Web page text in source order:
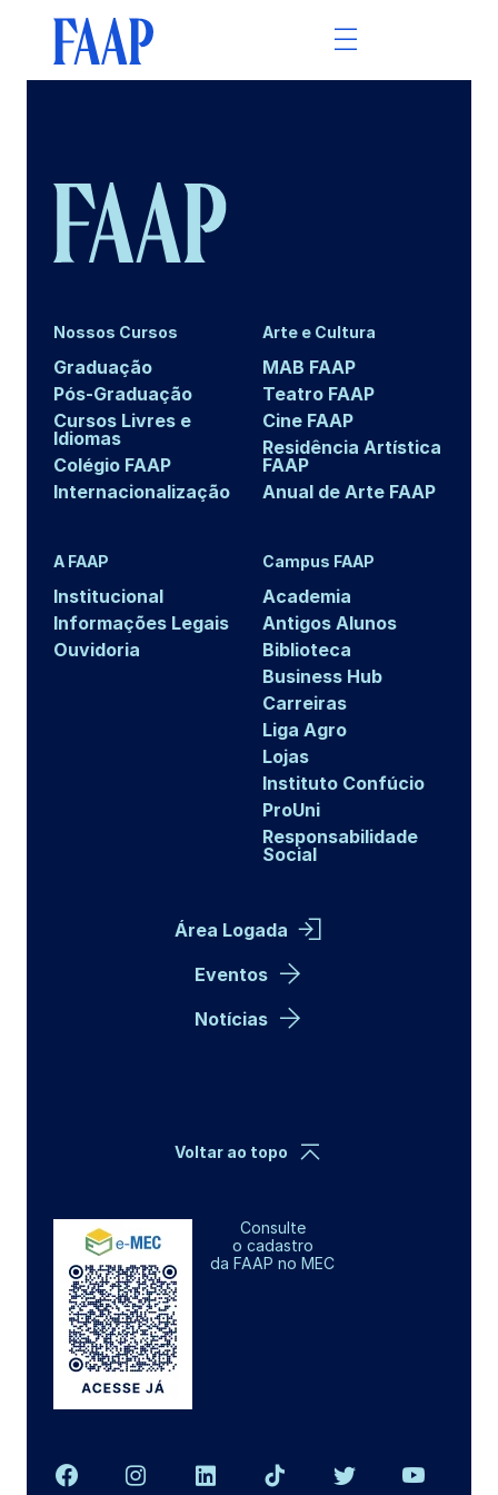
Nossos Cursos
Graduação
Pós-Graduação
Cursos Livres e
Idiomas
Colégio FAAP
Internacionalização
Arte e Cultura
MAB FAAP
Teatro FAAP
Cine FAAP
Residência Artística
FAAP
Anual de Arte FAAP
A FAAP
Institucional
Informações Legais
Ouvidoria
Campus FAAP
Academia
Antigos Alunos
Biblioteca
Business Hub
Carreiras
Liga Agro
Lojas
Instituto Confúcio
ProUni
Responsabilidade
Social
Área Logada
Eventos
Notícias
Consulte
o cadastro
da FAAP no MEC
Voltar ao topo